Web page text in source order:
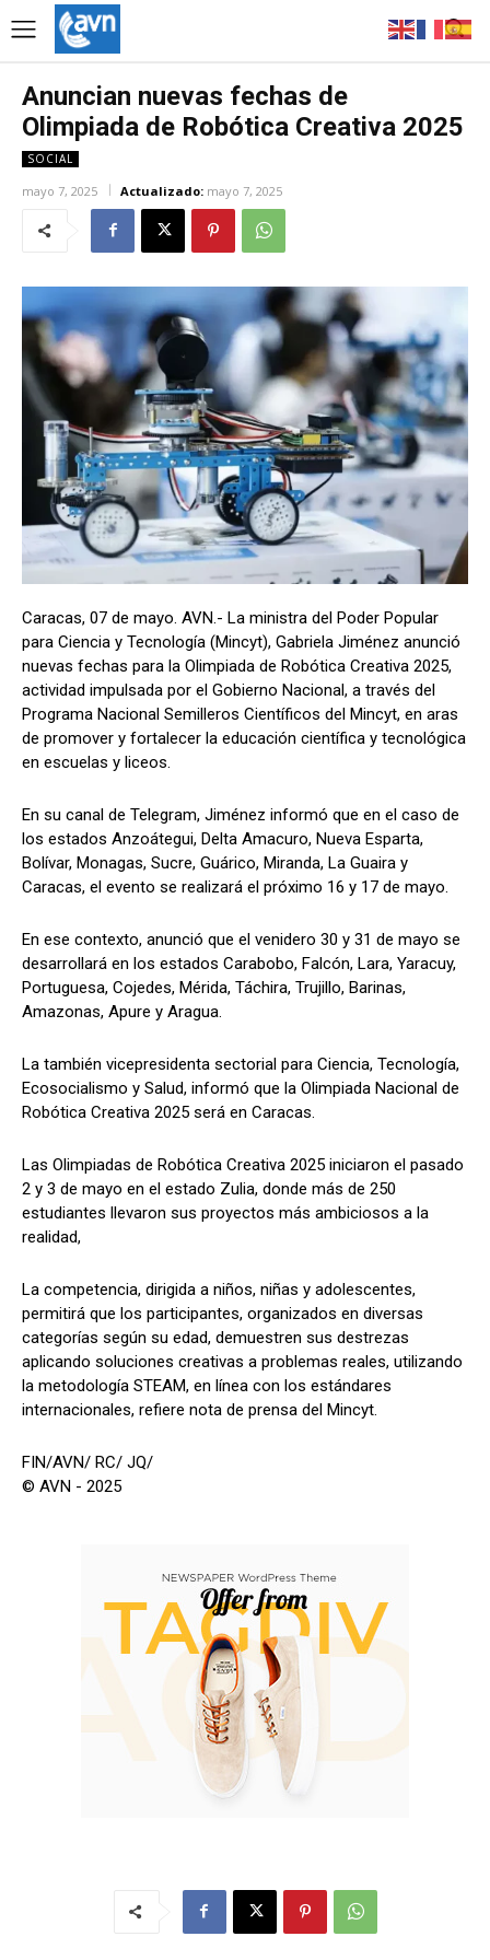
Anuncian nuevas fechas de
Olimpiada de Robótica Creativa 2025
SOCIAL
mayo 7, 2025 Actualizado: mayo 7, 2025
Caracas, 07 de mayo. AVN.- La ministra del Poder Popular
para Ciencia y Tecnología (Mincyt), Gabriela Jiménez anunció
nuevas fechas para la Olimpiada de Robótica Creativa 2025,
actividad impulsada por el Gobierno Nacional, a través del
Programa Nacional Semilleros Científicos del Mincyt, en aras
de promover y fortalecer la educación científica y tecnológica
en escuelas y liceos.
En su canal de Telegram, Jiménez informó que en el caso de
los estados Anzoátegui, Delta Amacuro, Nueva Esparta,
Bolívar, Monagas, Sucre, Guárico, Miranda, La Guaira y
Caracas, el evento se realizará el próximo 16 y 17 de mayo.
En ese contexto, anunció que el venidero 30 y 31 de mayo se
desarrollará en los estados Carabobo, Falcón, Lara, Yaracuy,
Portuguesa, Cojedes, Mérida, Táchira, Trujillo, Barinas,
Amazonas, Apure y Aragua.
La también vicepresidenta sectorial para Ciencia, Tecnología,
Ecosocialismo y Salud, informó que la Olimpiada Nacional de
Robótica Creativa 2025 será en Caracas.
Las Olimpiadas de Robótica Creativa 2025 iniciaron el pasado
2 y 3 de mayo en el estado Zulia, donde más de 250
estudiantes llevaron sus proyectos más ambiciosos a la
realidad,
La competencia, dirigida a niños, niñas y adolescentes,
permitirá que los participantes, organizados en diversas
categorías según su edad, demuestren sus destrezas
aplicando soluciones creativas a problemas reales, utilizando
la metodología STEAM, en línea con los estándares
internacionales, refiere nota de prensa del Mincyt.
FIN/AVN/ RC/ JQ/
© AVN - 2025